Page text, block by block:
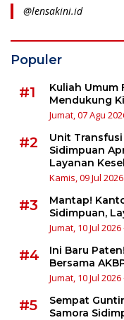
@lensakini.id
Populer
#1
Kuliah Umum
Mendukung
Jumat, 07 Agu
#2
Unit Transfusi
Sidimpuan
Layanan
Kamis, 09 Jul
#3
Mantap!
Sidimpuan,
Jumat, 10 Jul 2026
#4
Ini Baru
Bersama
Jumat, 10 Jul 2026
#5
Sempat
Samora